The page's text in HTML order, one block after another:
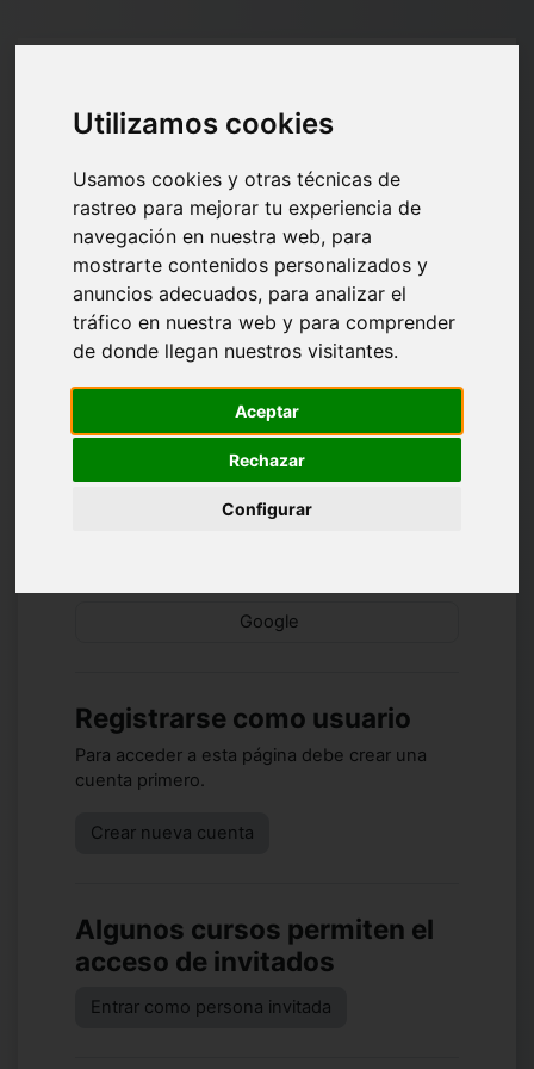
Utilizamos cookies
Usamos cookies y otras técnicas de
rastreo para mejorar tu experiencia de
navegación en nuestra web, para
mostrarte contenidos personalizados y
anuncios adecuados, para analizar el
tráfico en nuestra web y para comprender
de donde llegan nuestros visitantes.
Aceptar
Rechazar
Configurar
Entrar a Aula
Saltar a creación de una nueva cuenta
Nombre de usuario
Contraseña
¿Olvidó su contraseña?
Google
Registrarse como usuario
Para acceder a esta página debe crear una
cuenta primero.
Crear nueva cuenta
Algunos cursos permiten el
acceso de invitados
Entrar como persona invitada